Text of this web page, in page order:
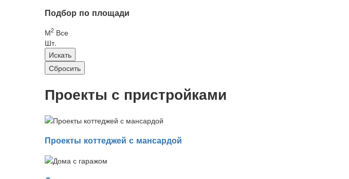
Подбор по площади
М2 Все
Шт.
Проекты с пристройками
Проекты коттеджей с мансардой